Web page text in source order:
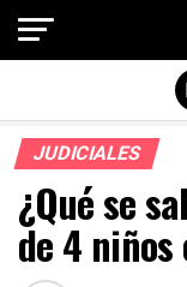
JUDICIALES
¿Qué se
de 4 niños